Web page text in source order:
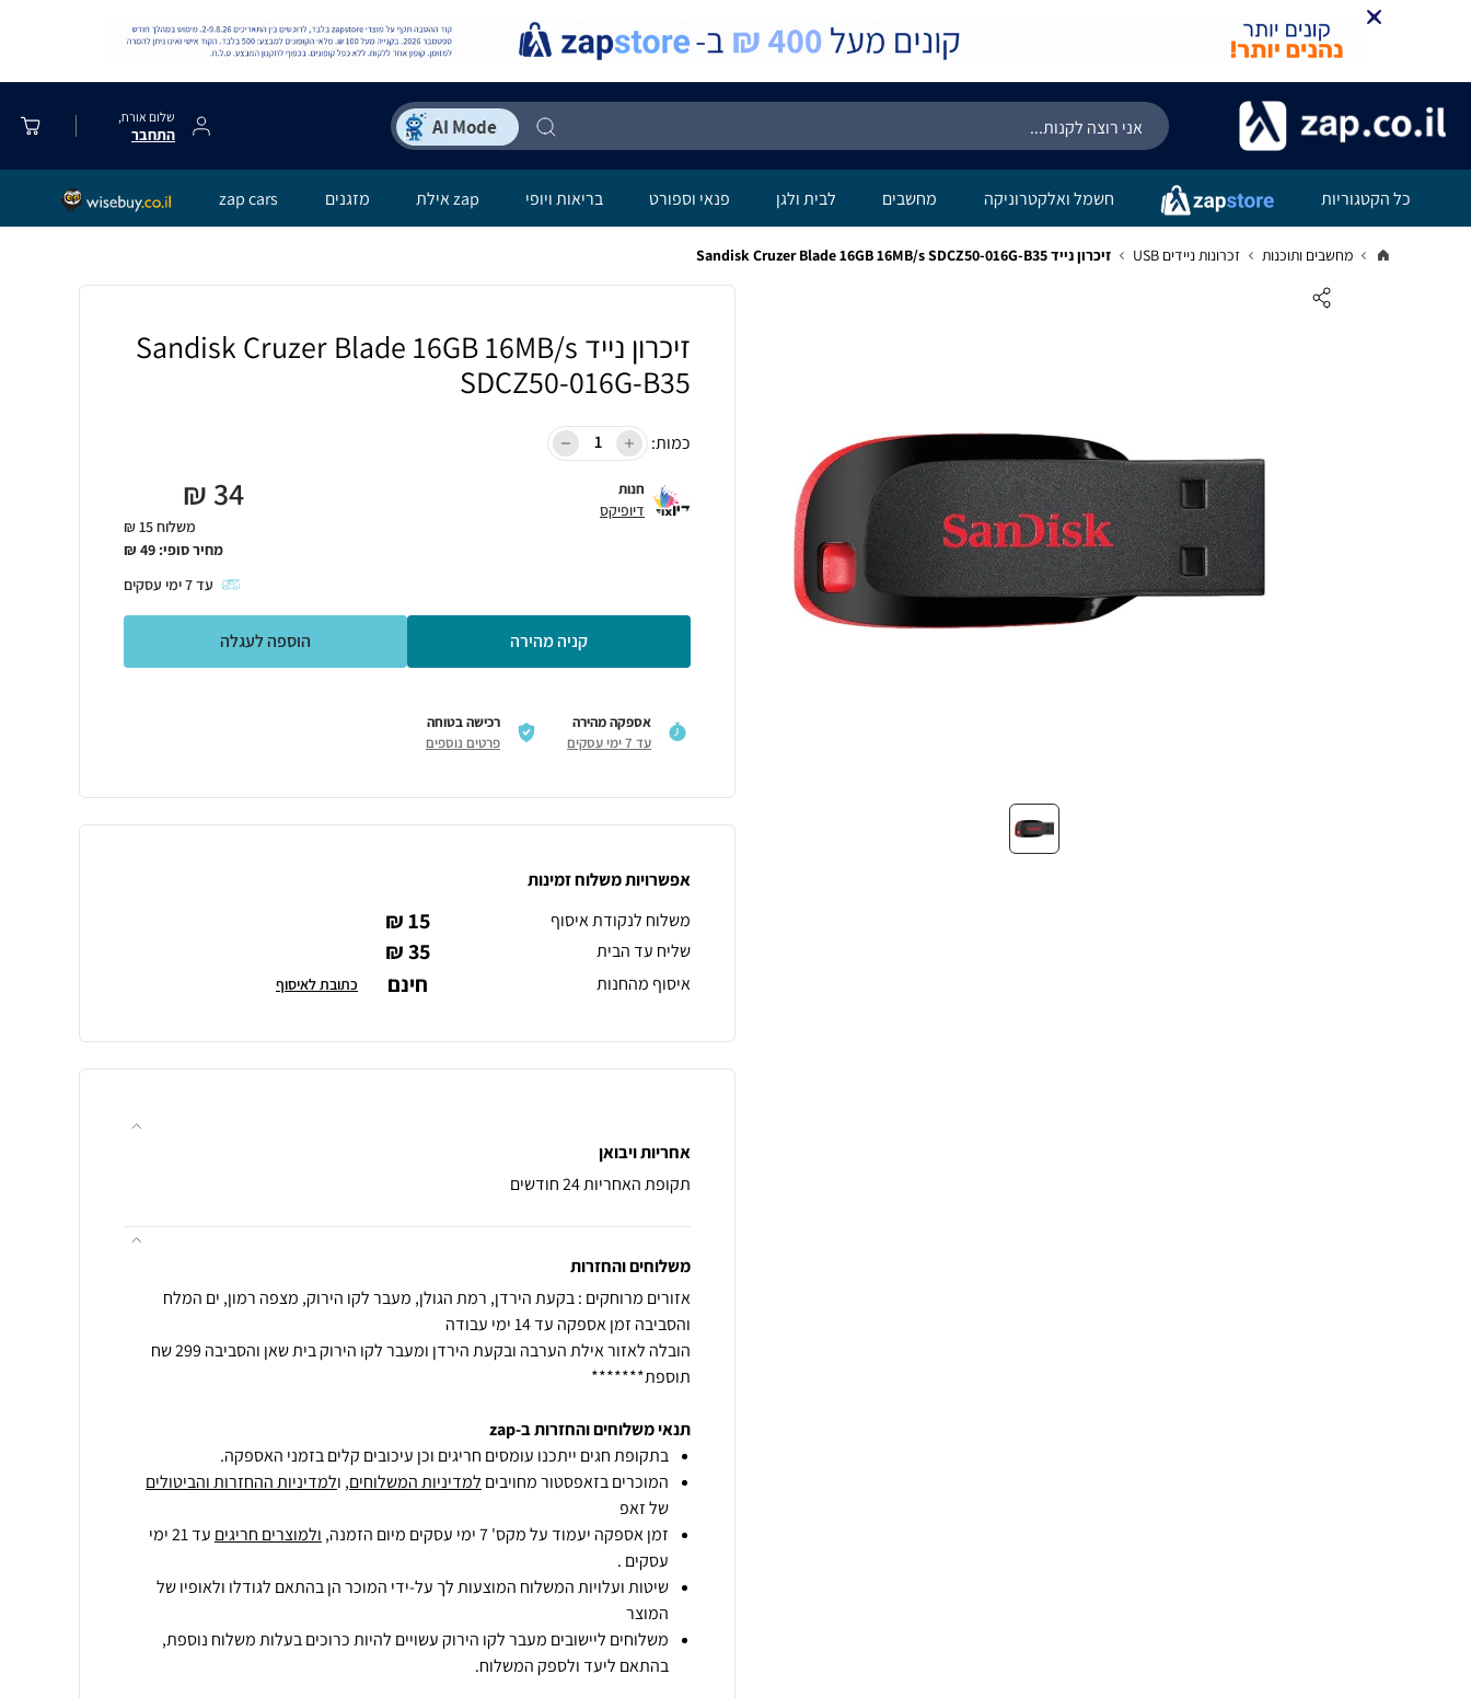
שלום אורח,
התחבר
כל הקטגוריות חשמל ואלקטרוניקה מחשבים לבית ולגן פנאי וספורט בריאות ויופי zap אילת מזגנים zap cars
מחשבים ותוכנות זכרונות ניידים USB זיכרון נייד Sandisk Cruzer Blade 16GB 16MB/s SDCZ50-016G-B35
זיכרון נייד Sandisk Cruzer Blade 16GB 16MB/s
SDCZ50-016G-B35
כמות:
חנות
דיופיקס 34
₪
משלוח 15 ₪
מחיר סופי: 49
₪
עד7ימי עסקים
קניה מהירה הוספה לעגלה
אספקה מהירה
עד 7 ימי עסקים
רכישה בטוחה
פרטים נוספים
אפשרויות משלוח זמינות
משלוח לנקודת איסוף
15 ₪
שליח עד הבית 35 ₪
איסוף מהחנות חינם כתובת לאיסוף
אחריות ויבואן
תקופת האחריות 24 חודשים
משלוחים והחזרות
הובלה לאזור אילת הערבה ובקעת הירדן ומעבר לקו הירוק בית שאן והסביבה 299 שח
תוספת*******
תנאי משלוחים והחזרות ב-zap
בתקופת חגים ייתכנו עומסים חריגים וכן עיכובים קלים בזמני האספקה.
המוכרים בזאפסטור מחויבים למדיניות המשלוחים, ולמדיניות ההחזרות והביטולים
של זאפ
זמן אספקה יעמוד על מקס' 7 ימי עסקים מיום הזמנה,
ולמוצרים חריגים
עד 21 ימי
עסקים .
שיטות ועלויות המשלוח המוצעות לך על-ידי המוכר הן בהתאם לגודלו ולאופיו של
המוצר
משלוחים ליישובים מעבר לקו הירוק עשויים להיות כרוכים בעלות משלוח נוספת,
בהתאם ליעד ולספק המשלוח.